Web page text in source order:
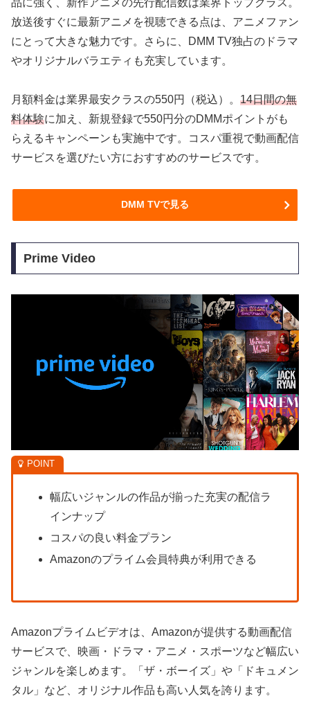
放送後すぐに最新アニメを視聴できる点は、アニメファン
にとって大きな魅力です。さらに、DMM TV独占のドラマ
やオリジナルバラエティも充実しています。
月額料金は業界最安クラスの550円（税込）。 14日間の無
料体験に加え、新規登録で550円分のDMMポイントがも
らえるキャンペーンも実施中です。コスパ重視で動画配信
サービスを選びたい方におすすめのサービスです。
DMM TVで見る
Prime Video
幅広いジャンルの作品が揃った充実の配信ラ
インナップ
コスパの良い料金プラン
Amazonのプライム会員特典が利用できる
Amazonプライムビデオは、Amazonが提供する動画配信
サービスで、映画・ドラマ・アニメ・スポーツなど幅広い
ジャンルを楽しめます。「ザ・ボーイズ」や「ドキュメン
タル」など、オリジナル作品も高い人気を誇ります。